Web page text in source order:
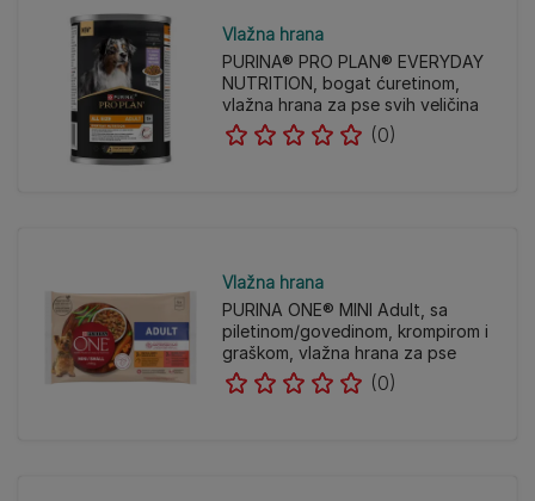
Vlažna hrana
PURINA® PRO PLAN® EVERYDAY
NUTRITION, bogat ćuretinom,
vlažna hrana za pse svih veličina
(0)
Vlažna hrana
PURINA ONE® MINI Adult, sa
piletinom/govedinom, krompirom i
graškom, vlažna hrana za pse
(0)